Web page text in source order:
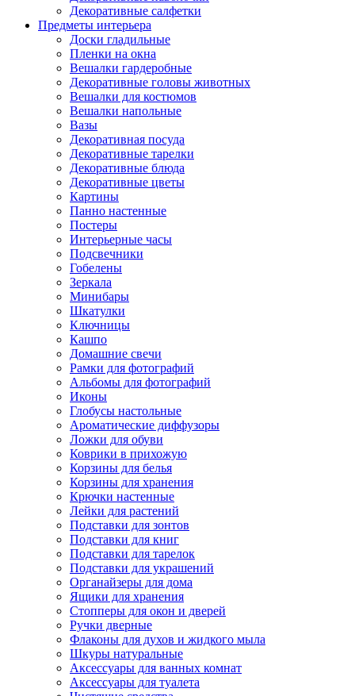
Декоративные салфетки
Предметы интерьера
Доски гладильные
Пленки на окна
Вешалки гардеробные
Декоративные головы животных
Вешалки для костюмов
Вешалки напольные
Вазы
Декоративная посуда
Декоративные тарелки
Декоративные блюда
Декоративные цветы
Картины
Панно настенные
Постеры
Интерьерные часы
Подсвечники
Гобелены
Зеркала
Минибары
Шкатулки
Ключницы
Кашпо
Домашние свечи
Рамки для фотографий
Альбомы для фотографий
Иконы
Глобусы настольные
Ароматические диффузоры
Ложки для обуви
Коврики в прихожую
Корзины для белья
Корзины для хранения
Крючки настенные
Лейки для растений
Подставки для зонтов
Подставки для книг
Подставки для тарелок
Подставки для украшений
Органайзеры для дома
Ящики для хранения
Стопперы для окон и дверей
Ручки дверные
Флаконы для духов и жидкого мыла
Шкуры натуральные
Аксессуары для ванных комнат
Аксессуары для туалета